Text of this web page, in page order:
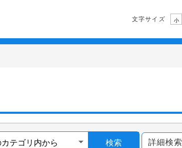
文字サイズ 小
検索 詳細検索